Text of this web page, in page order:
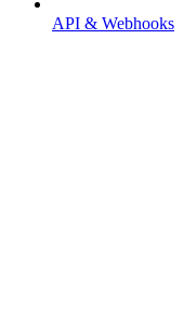
API & Webhooks